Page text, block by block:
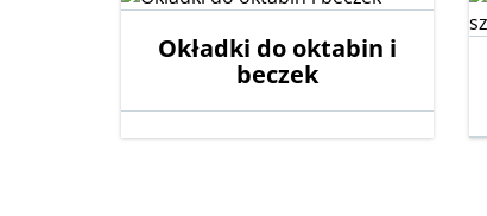
Okładki do oktabin i
beczek